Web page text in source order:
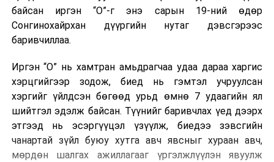
байсан иргэн “О”-г энэ сарын 19-ний өдөр
Сонгинохайрхан дүүргийн нутаг дэвсгэрээс
баривчиллаа.
Иргэн “О” нь хамтран амьдрагчаа удаа дараа харгис
хэрцгийгээр зодож, биед нь гэмтэл учруулсан
хэргийг үйлдсэн бөгөөд урьд өмнө 7 удаагийн ял
шийтгэл эдэлж байсан. Түүнийг баривчлах үед дээрх
этгээд нь эсэргүүцэл үзүүлж, биедээ зэвсгийн
чанартай зүйл буюу хутга авч явсныг хураан авч,
мөрдөн шалгах ажиллагааг үргэлжлүүлэн явуулж